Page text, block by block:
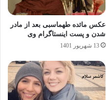
عکس مائده طهماسبی بعد از مادر
شدن و پست اینستاگرام وی
13 شهریور 1401